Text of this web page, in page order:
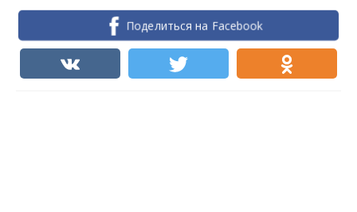
Поделиться на Facebook